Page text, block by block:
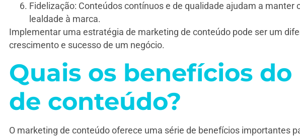
Fidelização: Conteúdos contínuos e de qualidade ajudam a
lealdade à marca.
Implementar uma estratégia de marketing de conteúdo pode ser um
crescimento e sucesso de um negócio.
Quais os benefícios
de conteúdo?
O marketing de conteúdo oferece uma série de benefícios importantes